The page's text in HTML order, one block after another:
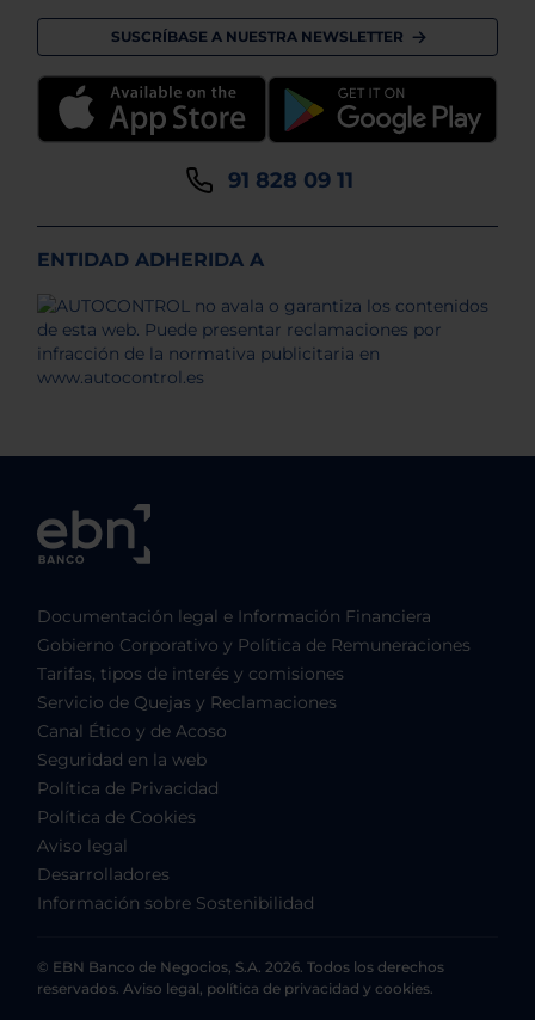
SUSCRÍBASE A NUESTRA NEWSLETTER
91 828 09 11
ENTIDAD ADHERIDA A
Documentación legal e Información Financiera
Gobierno Corporativo y Política de Remuneraciones
Tarifas, tipos de interés y comisiones
Servicio de Quejas y Reclamaciones
Canal Ético y de Acoso
Seguridad en la web
Política de Privacidad
Política de Cookies
Aviso legal
Desarrolladores
Información sobre Sostenibilidad
© EBN Banco de Negocios, S.A. 2026. Todos los derechos
reservados. Aviso legal, política de privacidad y cookies.